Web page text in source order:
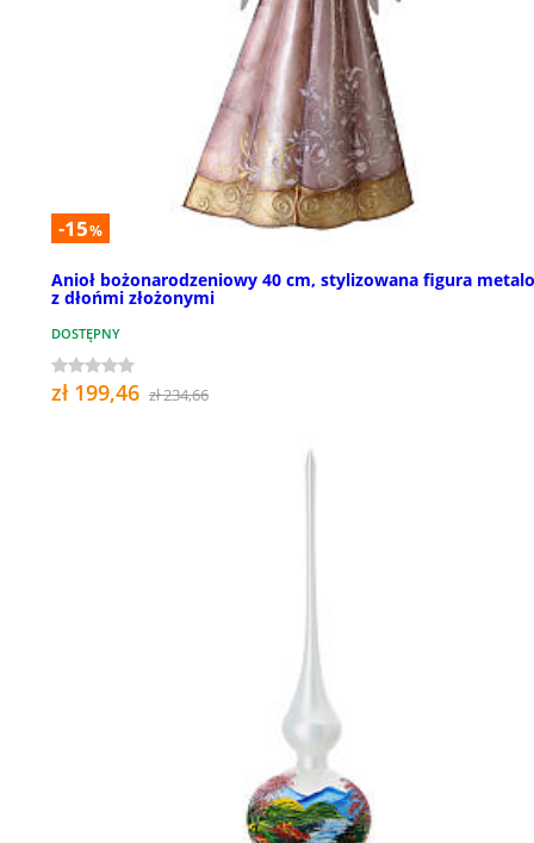
-15%
Anioł bożonarodzeniowy 40 cm, stylizowana figura
z dłońmi złożonymi
DOSTĘPNY
zł 199,46 zł 234,66